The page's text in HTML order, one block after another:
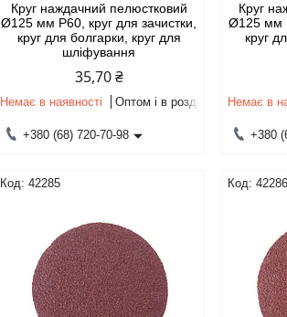
Круг наждачний пелюстковий
Ø125 мм Р60, круг для зачистки,
круг для болгарки, круг для
шліфування
35,70 ₴
Немає в наявності Оптом і в роздріб
+380 (68) 720-70-98
Круг
Ø125 мм
круг
Немає в
+380
42285 42286